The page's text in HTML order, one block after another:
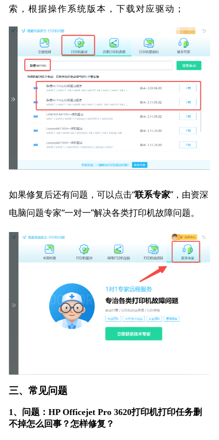
索，根据操作系统版本，下载对应驱动；
如果修复后还有问题，可以点击“联系专家”，由资深
电脑问题专家“一对一”解决各类打印机故障问题。
三、常见问题
1、问题：HP Officejet Pro 3620打印机打印任务删
不掉怎么回事？怎样修复？